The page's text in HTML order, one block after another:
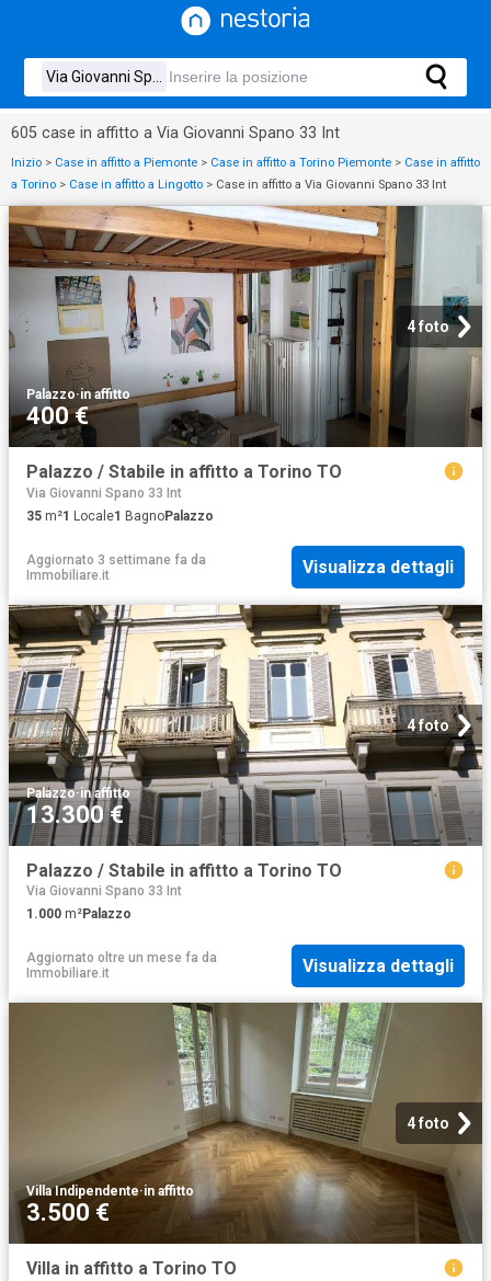
605 case in affitto a Via Giovanni Spano 33 Int
Inizio > Case in affitto a Piemonte > Case in affitto a Torino Piemonte > Case in affitto
a Torino > Case in affitto a Lingotto > Case in affitto a Via Giovanni Spano 33 Int
4 foto
Palazzo·in affitto
400 €
Palazzo / Stabile in affitto a Torino TO
Via Giovanni Spano 33 Int
35 m²1 Locale1 BagnoPalazzo
Aggiornato 3 settimane fa da
Immobiliare.it
Visualizza dettagli
4 foto
Palazzo·in affitto
13.300 €
Palazzo / Stabile in affitto a Torino TO
Via Giovanni Spano 33 Int
1.000 m²Palazzo
Aggiornato oltre un mese fa da
Immobiliare.it
Visualizza dettagli
4 foto
Villa Indipendente·in affitto
3.500 €
Villa in affitto a Torino TO